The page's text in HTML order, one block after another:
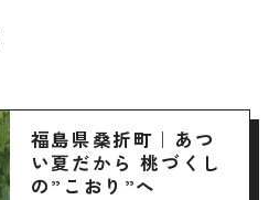
福島県桑折町｜あつ
い夏だから 桃づくし
の”こおり”へ